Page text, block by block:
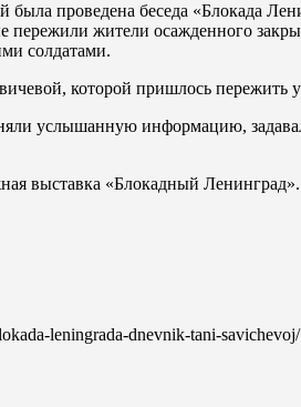
была проведена беседа «Блокада
пережили жители осажденного
солдатами.
которой пришлось
услышанную информацию,
выставка «Блокадный Ленинград».
leningrada-dnevnik-tani-savichevoj/